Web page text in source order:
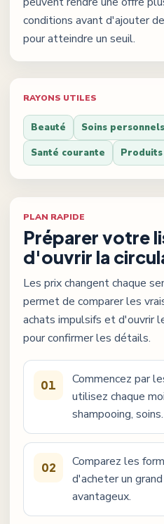
conditions avant d'ajouter
pour atteindre un seuil.
RAYONS UTILES
Beauté Soins personnels
Santé courante
PLAN RAPIDE
Préparer votre
d'ouvrir la
Les prix changent chaque
permet de comparer les
achats impulsifs et d'ouvrir
pour confirmer les détails.
01
Commencez par
utilisez chaque
shampooing, soins.
02
Comparez les
d'acheter un
avantageux.